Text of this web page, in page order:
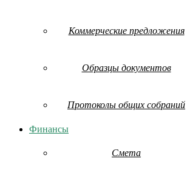
Коммерческие предложения
Образцы документов
Протоколы общих собраний
Финансы
Смета